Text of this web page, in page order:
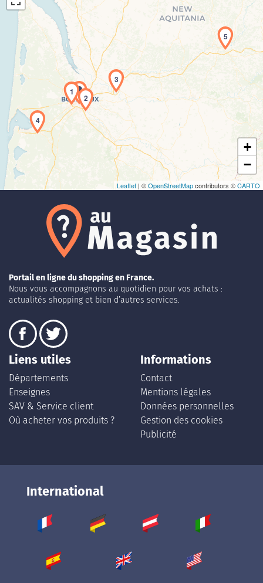
Chargement de la carte en cours...
1
2
3
4
5
+
−
Leaflet | ©OpenStreetMapcontributors ©CARTO
Portail en ligne du shopping en France.
Nous vous accompagnons au quotidien pour vos achats :
actualités shopping et bien d’autres services.
Liens utiles
Départements
Enseignes
SAV & Service client
Où acheter vos produits ?
Informations
Contact
Mentions légales
Données personnelles
Gestion des cookies
Publicité
International